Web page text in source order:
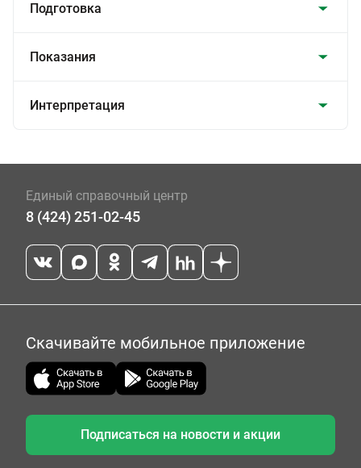
Подготовка
Показания
Интерпретация
Единый справочный центр
8 (424) 251-02-45
Скачивайте мобильное приложение
Подписаться на новости и акции